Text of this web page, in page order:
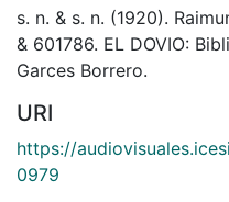
s. n. & s. n. (1920).
& 601786. EL DOVIO:
Garces Borrero.
URI
https://
0979